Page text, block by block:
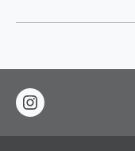
instagram